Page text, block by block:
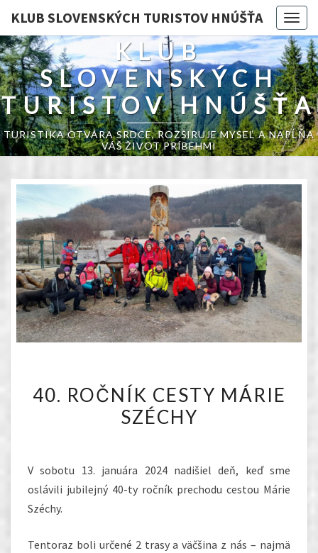
KLUB SLOVENSKÝCH TURISTOV HNÚŠŤA
KLUB
SLOVENSKÝCH
TURISTOV HNÚŠŤA
TURISTIKA OTVÁRA SRDCE, ROZŠIRUJE MYSEĽ A NAPĹŇA
VÁŠ ŽIVOT PRÍBEHMI
ROČNÍK
CESTY
40. ROČNÍK CESTY MÁRIE
SZÉCHY
V sobotu 13. januára 2024 nadišiel deň, keď sme
oslávili jubilejný 40-ty ročník prechodu cestou Márie
Széchy.
Tentoraz boli určené 2 trasy a väčšina z nás – najmä